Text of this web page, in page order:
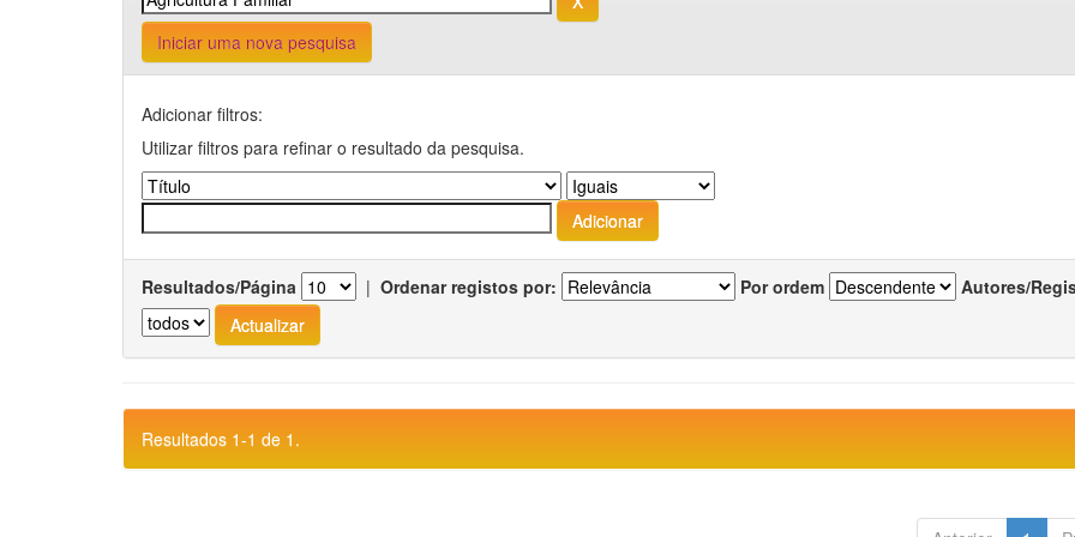
Iniciar uma nova pesquisa
Adicionar filtros:
Utilizar filtros para refinar o resultado da pesquisa.
Resultados/Página | Ordenar registos por: Por ordem Autores/
Resultados 1-1 de 1.